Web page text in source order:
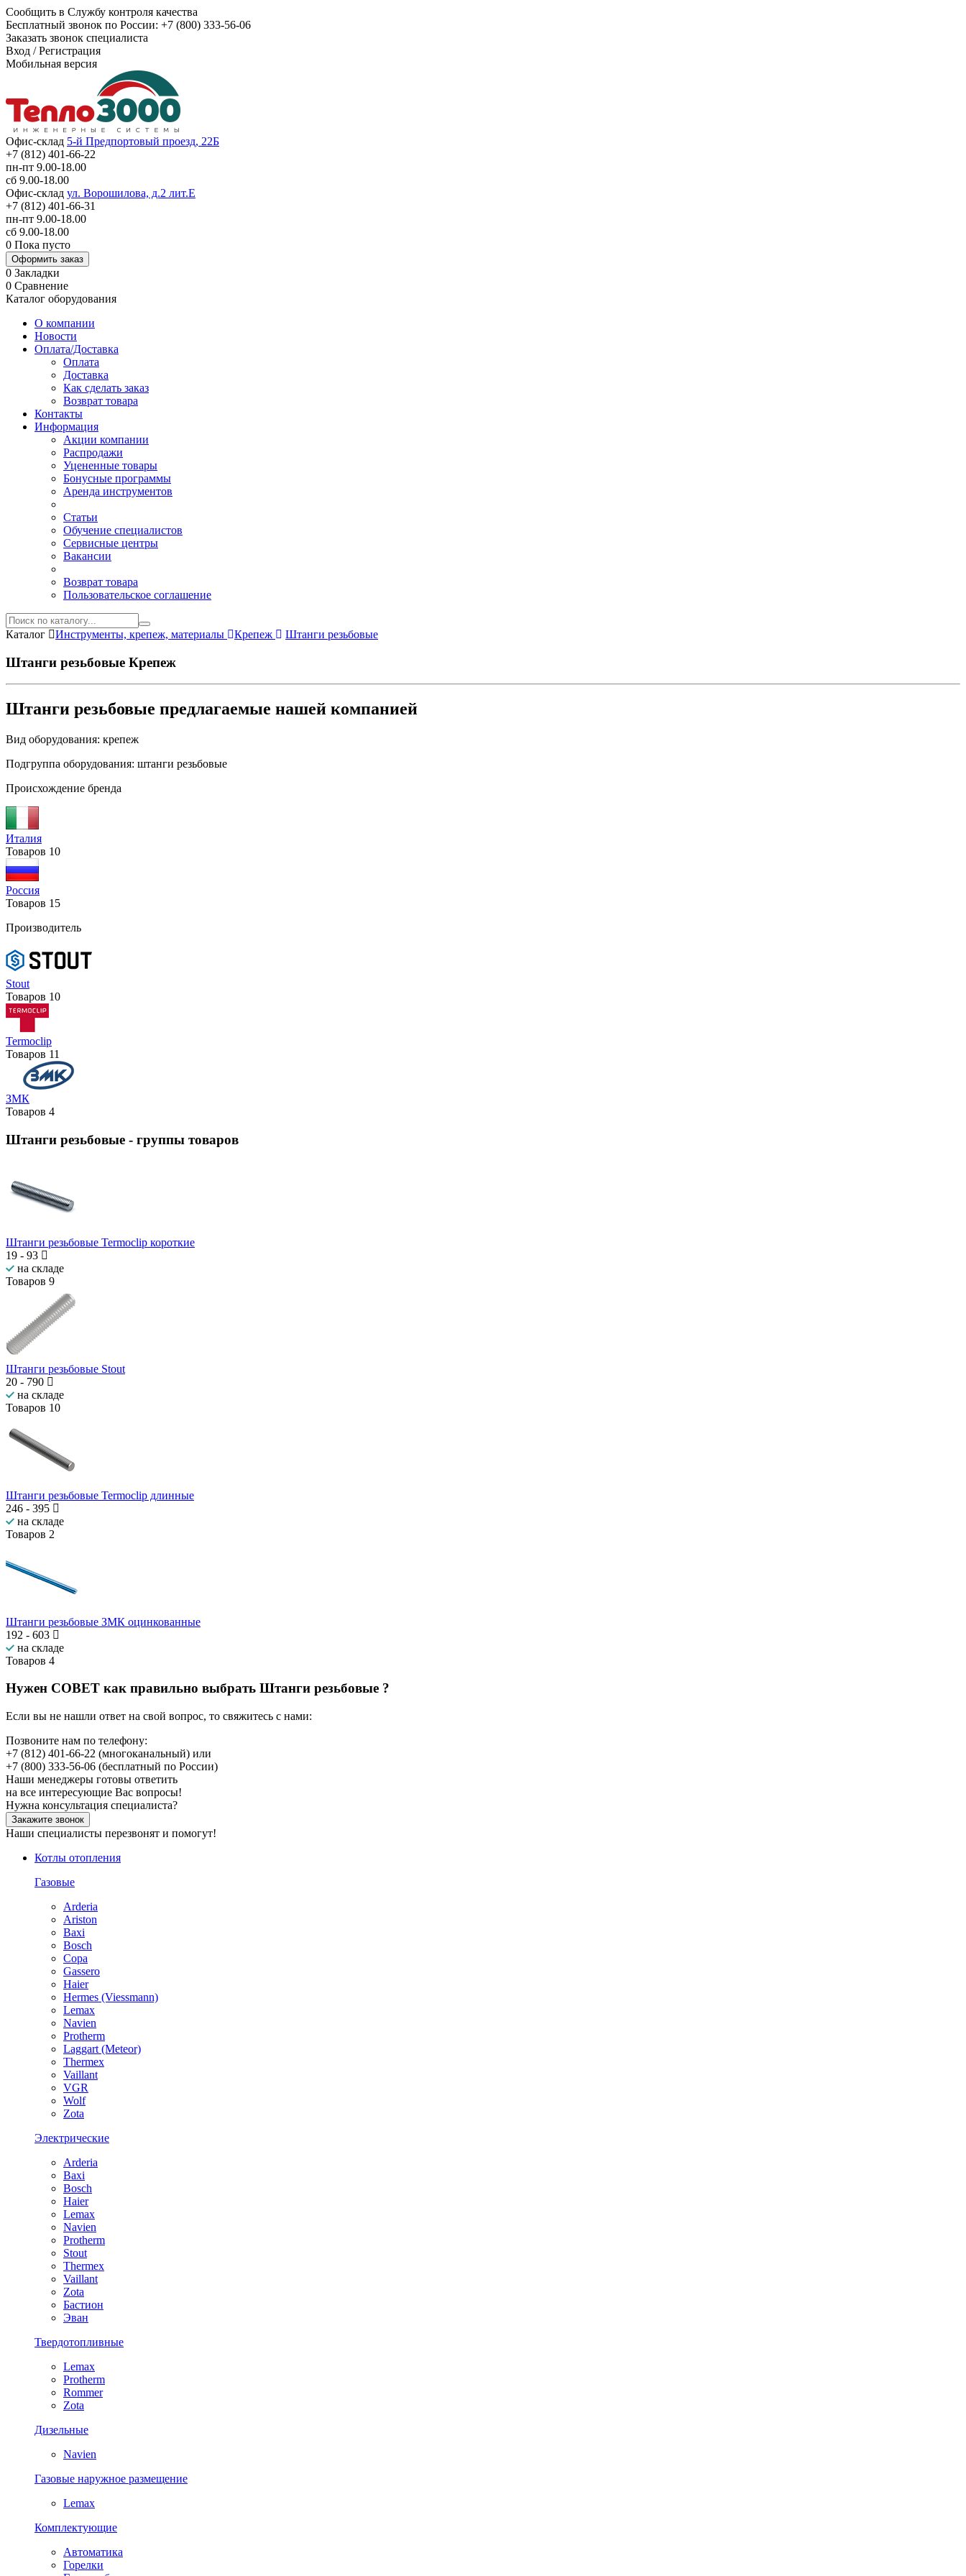
Сообщить в Службу контроля качества
Бесплатный звонок по России: +7 (800) 333-56-06
Заказать звонок специалиста
Вход /Регистрация
Мобильная версия
Офис-склад 5-й Предпортовый проезд, 22Б
+7 (812) 401-66-22
пн-пт 9.00-18.00
сб 9.00-18.00
Офис-склад ул. Ворошилова, д.2 лит.Е
+7 (812) 401-66-31
пн-пт 9.00-18.00
сб 9.00-18.00
0 Пока пусто
Оформить заказ
0 Закладки
0 Сравнение
Каталог оборудования
О компании
Новости
Оплата/Доставка
Оплата
Доставка
Как сделать заказ
Возврат товара
Контакты
Информация
Акции компании
Распродажи
Уцененные товары
Бонусные программы
Аренда инструментов
Статьи
Обучение специалистов
Сервисные центры
Вакансии
Возврат товара
Пользовательское соглашение
Каталог Инструменты, крепеж, материалы Крепеж Штанги резьбовые
Штанги резьбовые Крепеж
Штанги резьбовые предлагаемые нашей компанией
Вид оборудования: крепеж
Подгруппа оборудования: штанги резьбовые
Происхождение бренда
Италия
Товаров 10
Россия
Товаров 15
Производитель
Stout
Товаров 10
Termoclip
Товаров 11
ЗМК
Товаров 4
Штанги резьбовые - группы товаров
Штанги резьбовые Termoclip короткие
19 - 93
на складе
Товаров 9
Штанги резьбовые Stout
20 - 790
на складе
Товаров 10
Штанги резьбовые Termoclip длинные
246 - 395
на складе
Товаров 2
Штанги резьбовые ЗМК оцинкованные
192 - 603
на складе
Товаров 4
Нужен СОВЕТ как правильно выбрать Штанги резьбовые ?
Если вы не нашли ответ на свой вопрос, то свяжитесь с нами:
Позвоните нам по телефону:
+7 (812) 401-66-22 (многоканальный) или
+7 (800) 333-56-06 (бесплатный по России)
Наши менеджеры готовы ответить
на все интересующие Вас вопросы!
Нужна консультация специалиста?
Закажите звонок
Наши специалисты перезвонят и помогут!
Котлы отопления
Газовые
Arderia
Ariston
Baxi
Bosch
Copa
Gassero
Haier
Hermes (Viessmann)
Lemax
Navien
Protherm
Laggart (Meteor)
Thermex
Vaillant
VGR
Wolf
Zota
Электрические
Arderia
Baxi
Bosch
Haier
Lemax
Navien
Protherm
Stout
Thermex
Vaillant
Zota
Бастион
Эван
Твердотопливные
Lemax
Protherm
Rommer
Zota
Дизельные
Navien
Газовые наружное размещение
Lemax
Комплектующие
Автоматика
Горелки